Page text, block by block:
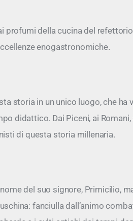
profumi della cucina del
enogastronomiche.
storia in un unico luogo, che
didattico. Dai Piceni, ai
di questa storia millenaria.
del suo signore, Primicilio,
fanciulla dall’animo